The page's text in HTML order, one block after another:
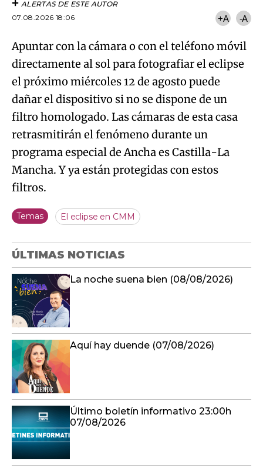
ALERTAS DE ESTE AUTOR
07.08.2026 18:06
+A -A
Apuntar con la cámara o con el teléfono móvil
directamente al sol para fotografiar el eclipse
el próximo miércoles 12 de agosto puede
dañar el dispositivo si no se dispone de un
filtro homologado. Las cámaras de esta casa
retrasmitirán el fenómeno durante un
programa especial de Ancha es Castilla-La
Mancha. Y ya están protegidas con estos
filtros.
Temas El eclipse en CMM
ÚLTIMAS NOTICIAS
La noche suena bien (08/08/2026)
Aquí hay duende (07/08/2026)
Último boletín informativo 23:00h
07/08/2026